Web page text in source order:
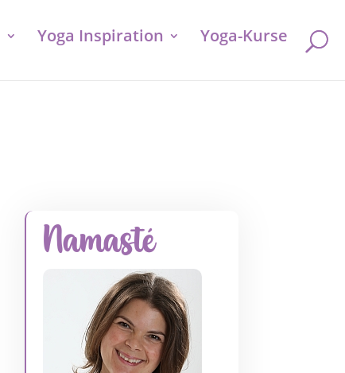
Yoga Inspiration Yoga-Kurse
Namasté